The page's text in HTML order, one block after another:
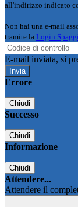
all'indirizzo indicato
Non hai una e-mail
tramite la Login
E-mail inviata, si
Errore
Chiudi
Successo
Chiudi
Informazione
Chiudi
Attendere...
Attendere il